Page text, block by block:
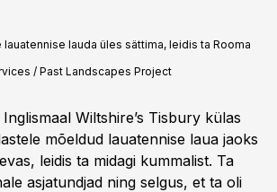
lauda üles sättima, leidis ta Rooma
/ Past Landscapes Project
Wiltshire’s Tisbury külas
mõeldud lauatennise laua jaoks
leidis ta midagi kummalist. Ta
asjatundjad ning selgus, et ta oli